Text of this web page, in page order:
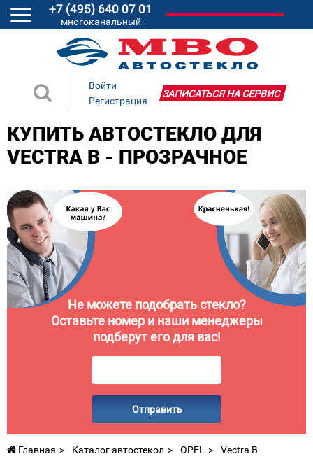
+7 (495) 640 07 01
многоканальный
Войти
Регистрация
ЗАПИСАТЬСЯ НА СЕРВИС
КУПИТЬ АВТОСТЕКЛО ДЛЯ
VECTRA B - ПРОЗРАЧНОЕ
Не можете подобрать стекло?
Оставьте номер и наши менеджеры
подберут его для вас!
Отправить
Главная Каталог автостекол OPEL Vectra B